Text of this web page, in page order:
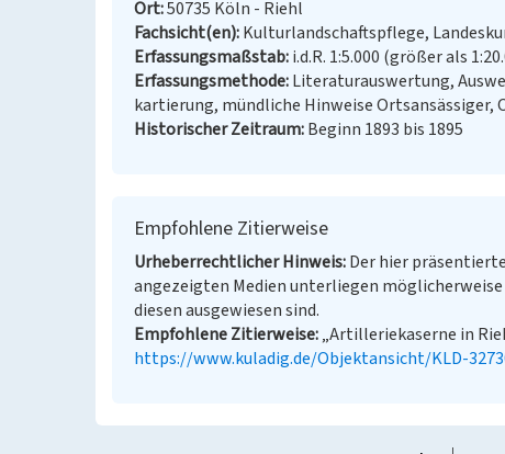
Ort 50735 Köln - Riehl
Fachsicht(en) Kulturlandschaftspflege,
Erfassungsmaßstab i.d.R. 1:5.000 (größer als
Erfassungsmethode Literaturauswertung,
kartierung, mündliche Hinweise Ortsansässiger,
Historischer Zeitraum Beginn 1893 bis 1895
Empfohlene Zitierweise
Urheberrechtlicher Hinweis Der hier
angezeigten Medien unterliegen
diesen ausgewiesen sind.
Empfohlene Zitierweise „Artilleriekaserne in
https://www.kuladig.de/Objektansicht/KLD-